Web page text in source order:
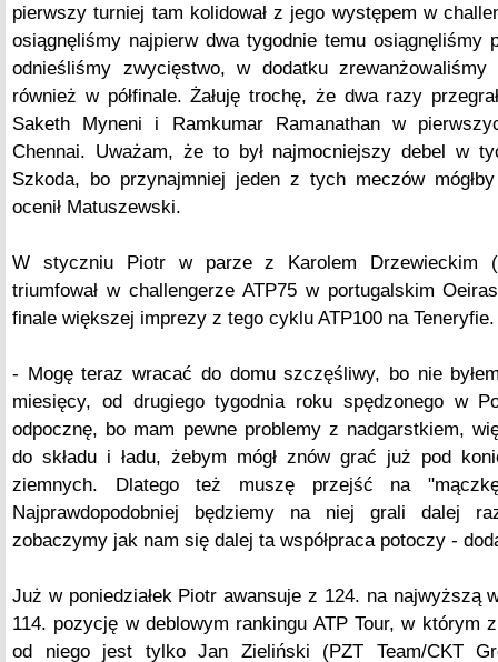
pierwszy turniej tam kolidował z jego występem w
osiągnęliśmy najpierw dwa tygodnie temu osiągnęliśmy
odnieśliśmy zwycięstwo, w dodatku
również w półfinale. Żałuję trochę, że dwa razy
Saketh Myneni i Ramkumar Ramanathan w
Chennai. Uważam, że to był najmocniejszy debel w
Szkoda, bo przynajmniej jeden z tych meczów
ocenił Matuszewski.
W styczniu Piotr w parze z Karolem Drzewieckim
triumfował w challengerze ATP75 w portugalskim
finale większej imprezy z tego cyklu ATP100 na Teneryfie.
- Mogę teraz wracać do domu szczęśliwy, bo nie
miesięcy, od drugiego tygodnia roku spędzonego w
odpocznę, bo mam pewne problemy z nadgarstkiem,
do składu i ładu, żebym mógł znów grać już pod
ziemnych. Dlatego też muszę przejść na
Najprawdopodobniej będziemy na niej grali dalej
zobaczymy jak nam się dalej ta współpraca potoczy -
Już w poniedziałek Piotr awansuje z 124. na najwyższą
114. pozycję w deblowym rankingu ATP Tour, w którym
od niego jest tylko Jan Zieliński (PZT Team/CKT